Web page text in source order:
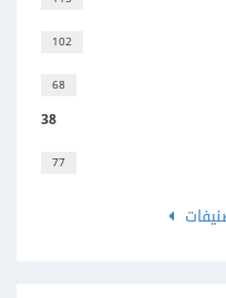
102
68
38
77